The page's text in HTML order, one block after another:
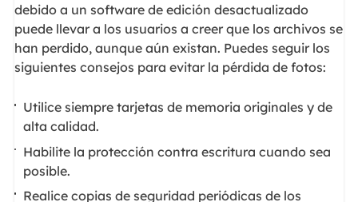
debido a un software de edición desactualizado
puede llevar a los usuarios a creer que los archivos se
han perdido, aunque aún existan. Puedes seguir los
siguientes consejos para evitar la pérdida de fotos:
Utilice siempre tarjetas de memoria originales y de
alta calidad.
Habilite la protección contra escritura cuando sea
posible.
Realice copias de seguridad periódicas de los